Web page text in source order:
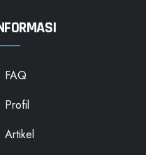
FAQ
Profil
Artikel